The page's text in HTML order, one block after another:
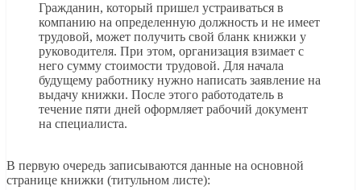
Гражданин, который пришел устраиваться в
компанию на определенную должность и не имеет
трудовой, может получить свой бланк книжки у
руководителя. При этом, организация взимает с
него сумму стоимости трудовой. Для начала
будущему работнику нужно написать заявление на
выдачу книжки. После этого работодатель в
течение пяти дней оформляет рабочий документ
на специалиста.
В первую очередь записываются данные на основной
странице книжки (титульном листе):